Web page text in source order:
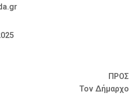
ΠΡΟΣ
Τον Δήμαρχο